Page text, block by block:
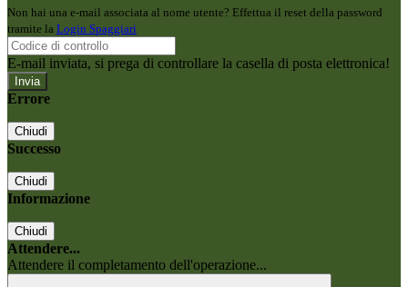
Non hai una e-mail associata al nome utente? Effettua il reset della password
tramite la Login Spaggiari
E-mail inviata, si prega di controllare la casella di posta elettronica!
Errore
Chiudi
Successo
Chiudi
Informazione
Chiudi
Attendere...
Attendere il completamento dell'operazione...